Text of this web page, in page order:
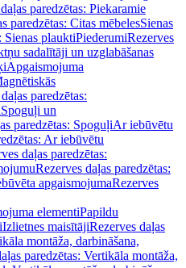
paredzētas: Piekaramie
paredzētas: Citas mēbelesSienas
Sienas plauktiPiederumiRezerves
sadalītāji un uzglabāšanas
Apgaismojuma
paredzētas:
Spoguļi un
paredzētas: SpoguļiAr iebūvētu
Ar iebūvētu
daļas paredzētas:
Rezerves daļas paredzētas:
apgaismojumaRezerves
elementiPapildu
Izlietnes maisītājiRezerves daļas
montāža, darbināšana,
paredzētas: Vertikāla montāža,